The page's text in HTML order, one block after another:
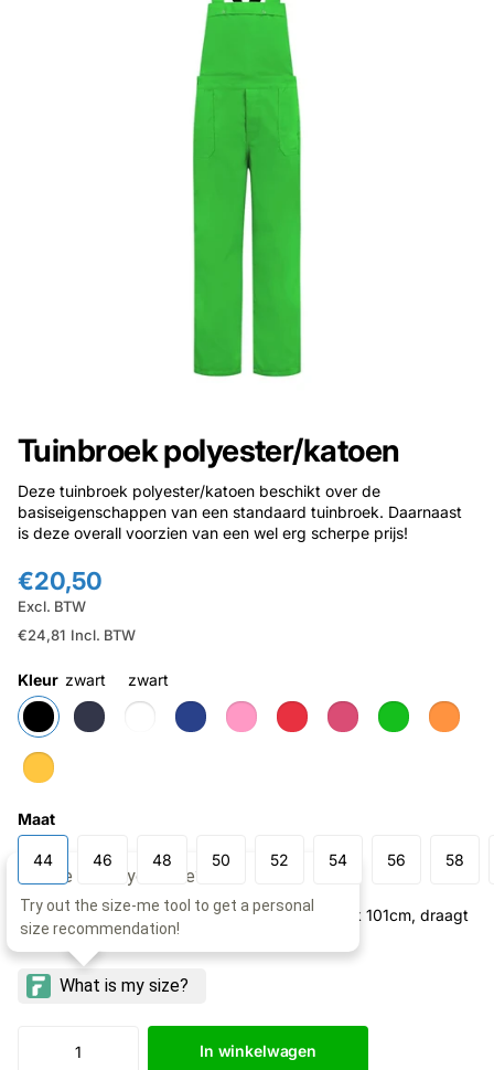
Tuinbroek polyester/katoen
Deze tuinbroek polyester/katoen beschikt over de
basiseigenschappen van een standaard tuinbroek. Daarnaast
is deze overall voorzien van een wel erg scherpe prijs!
€24,81 Incl. BTW
€20,50
Excl. BTW
Kleur zwart zwart
Maat
44 46 48 50 52 54 56 58
Model: 193cm lang, taille 85cm, borstomtrek 101cm, draagt
maat 50
In winkelwagen